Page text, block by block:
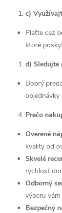
c)
Plaťte cez
ktoré
d) Sledujte
Dobrý
objednávky
Prečo
Overené
kvality od
Skvelé
rýchlosť
Odborný
výberu
Bezpečný